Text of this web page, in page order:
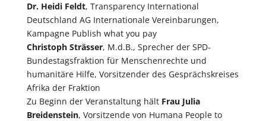
Dr. Heidi Feldt, Transparency International
Deutschland AG Internationale Vereinbarungen,
Kampagne Publish what you pay
Christoph Strässer, M.d.B., Sprecher der SPD-
Bundestagsfraktion für Menschenrechte und
humanitäre Hilfe, Vorsitzender des Gesprächskreises
Afrika der Fraktion
Zu Beginn der Veranstaltung hält Frau Julia
Breidenstein, Vorsitzende von Humana People to